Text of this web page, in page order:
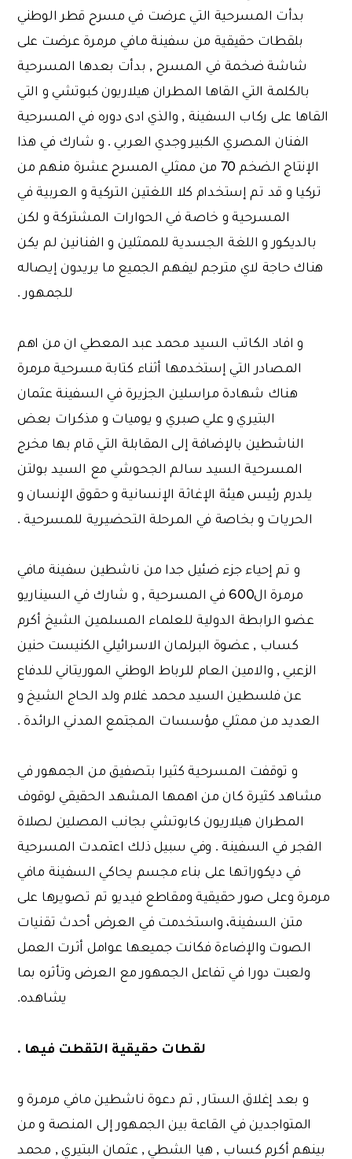
بدأت المسرحية التي عرضت في مسرح قطر الوطني
بلقطات حقيقية من سفينة مافي مرمرة عرضت على
شاشة ضخمة في المسرح , بدأت بعدها المسرحية
بالكلمة التي القاها المطران هيلاريون كبوتشي و التي
القاها على ركاب السفينة , والذي ادى دوره في المسرحية
الفنان المصري الكبير وجدي العربي . و شارك في هذا
الإنتاج الضخم 70 من ممثلي المسرح عشرة منهم من
تركيا و قد تم إستخدام كلا اللغتين التركية و العربية في
المسرحية و خاصة في الحوارات المشتركة و لكن
بالديكور و اللغة الجسدية للممثلين و الفنانين لم يكن
هناك حاجة لاي مترجم ليفهم الجميع ما يريدون إيصاله
للجمهور .
و افاد الكاتب السيد محمد عبد المعطي ان من اهم
المصادر التي إستخدمها أثناء كتابة مسرحية مرمرة
هناك شهادة مراسلين الجزيرة في السفينة عثمان
البتيري و علي صبري و يوميات و مذكرات بعض
الناشطين بالإضافة إلى المقابلة التي قام بها مخرج
المسرحية السيد سالم الجحوشي مع السيد بولتن
يلدرم رئيس هيئة الإغاثة الإنسانية و حقوق الإنسان و
الحريات و بخاصة في المرحلة التحضيرية للمسرحية .
و تم إحياء جزء ضئيل جدا من ناشطين سفينة مافي
مرمرة ال600 في المسرحية , و شارك في السيناريو
عضو الرابطة الدولية للعلماء المسلمين الشيخ أكرم
كساب , عضوة البرلمان الاسرائيلي الكنيست حنين
الزعبي , والامين العام للرباط الوطني الموريتاني للدفاع
عن فلسطين السيد محمد غلام ولد الحاج الشيخ و
العديد من ممثلي مؤسسات المجتمع المدني الرائدة .
و توقفت المسرحية كثيرا بتصفيق من الجمهور في
مشاهد كثيرة كان من اهمها المشهد الحقيقي لوقوف
المطران هيلاريون كابوتشي بجانب المصلين لصلاة
الفجر في السفينة . وفي سبيل ذلك اعتمدت المسرحية
في ديكوراتها على بناء مجسم يحاكي السفينة مافي
مرمرة وعلى صور حقيقية ومقاطع فيديو تم تصويرها على
متن السفينة، واستخدمت في العرض أحدث تقنيات
الصوت والإضاءة فكانت جميعها عوامل أثرت العمل
ولعبت دورا في تفاعل الجمهور مع العرض وتأثره بما
يشاهده.
لقطات حقيقية التقطت فيها .
و بعد إغلاق الستار , تم دعوة ناشطين مافي مرمرة و
المتواجدين في القاعة بين الجمهور إلى المنصة و من
بينهم أكرم كساب , هيا الشطي , عثمان البتيري , محمد